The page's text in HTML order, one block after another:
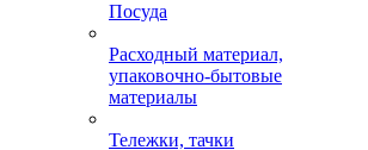
Посуда
Расходный материал,
упаковочно-бытовые
материалы
Тележки, тачки